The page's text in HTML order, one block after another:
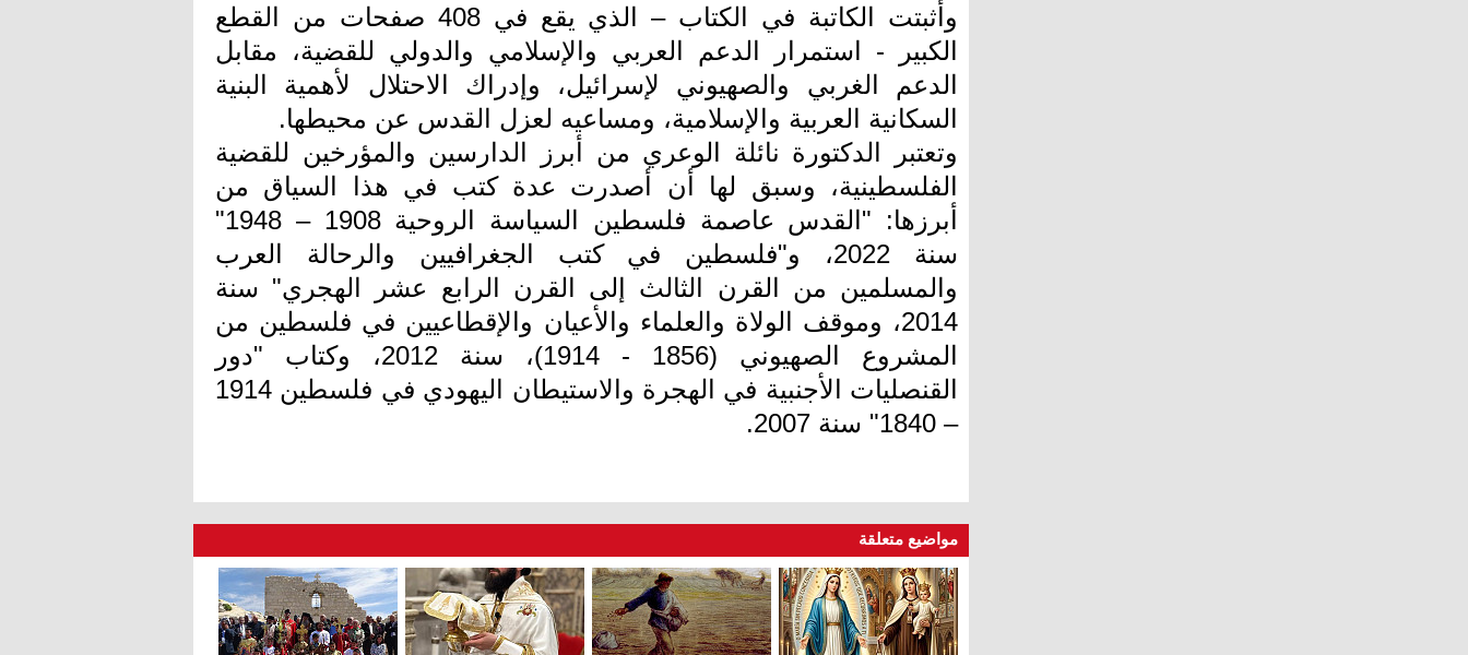
وأثبتت الكاتبة في الكتاب – الذي يقع في 408 صفحات من القطع
الكبير - استمرار الدعم العربي والإسلامي والدولي للقضية، مقابل
الدعم الغربي والصهيوني لإسرائيل، وإدراك الاحتلال لأهمية البنية
السكانية العربية والإسلامية، ومساعيه لعزل القدس عن محيطها.
وتعتبر الدكتورة نائلة الوعري من أبرز الدارسين والمؤرخين للقضية
الفلسطينية، وسبق لها أن أصدرت عدة كتب في هذا السياق من
أبرزها: "القدس عاصمة فلسطين السياسة الروحية 1908 – 1948"
سنة 2022، و"فلسطين في كتب الجغرافيين والرحالة العرب
والمسلمين من القرن الثالث إلى القرن الرابع عشر الهجري" سنة
2014، وموقف الولاة والعلماء والأعيان والإقطاعيين في فلسطين من
المشروع الصهيوني (1856 - 1914)، سنة 2012، وكتاب "دور
القنصليات الأجنبية في الهجرة والاستيطان اليهودي في فلسطين 1914
– 1840" سنة 2007.
مواضيع متعلقة